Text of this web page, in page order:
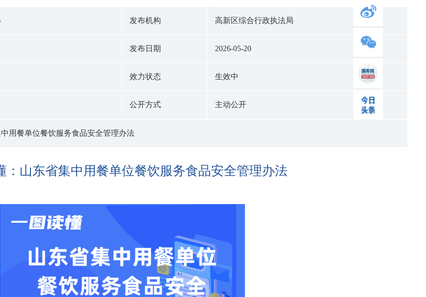
发布机构 高新区综合行政执法局
发布日期 2026-05-20
效力状态 生效中
公开方式 主动公开
用餐单位餐饮服务食品安全管理办法
：山东省集中用餐单位餐饮服务食品安全管理办法